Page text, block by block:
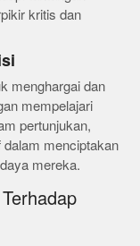
kritis dan
menghargai dan
mempelajari
pertunjukan,
dalam menciptakan
mereka.